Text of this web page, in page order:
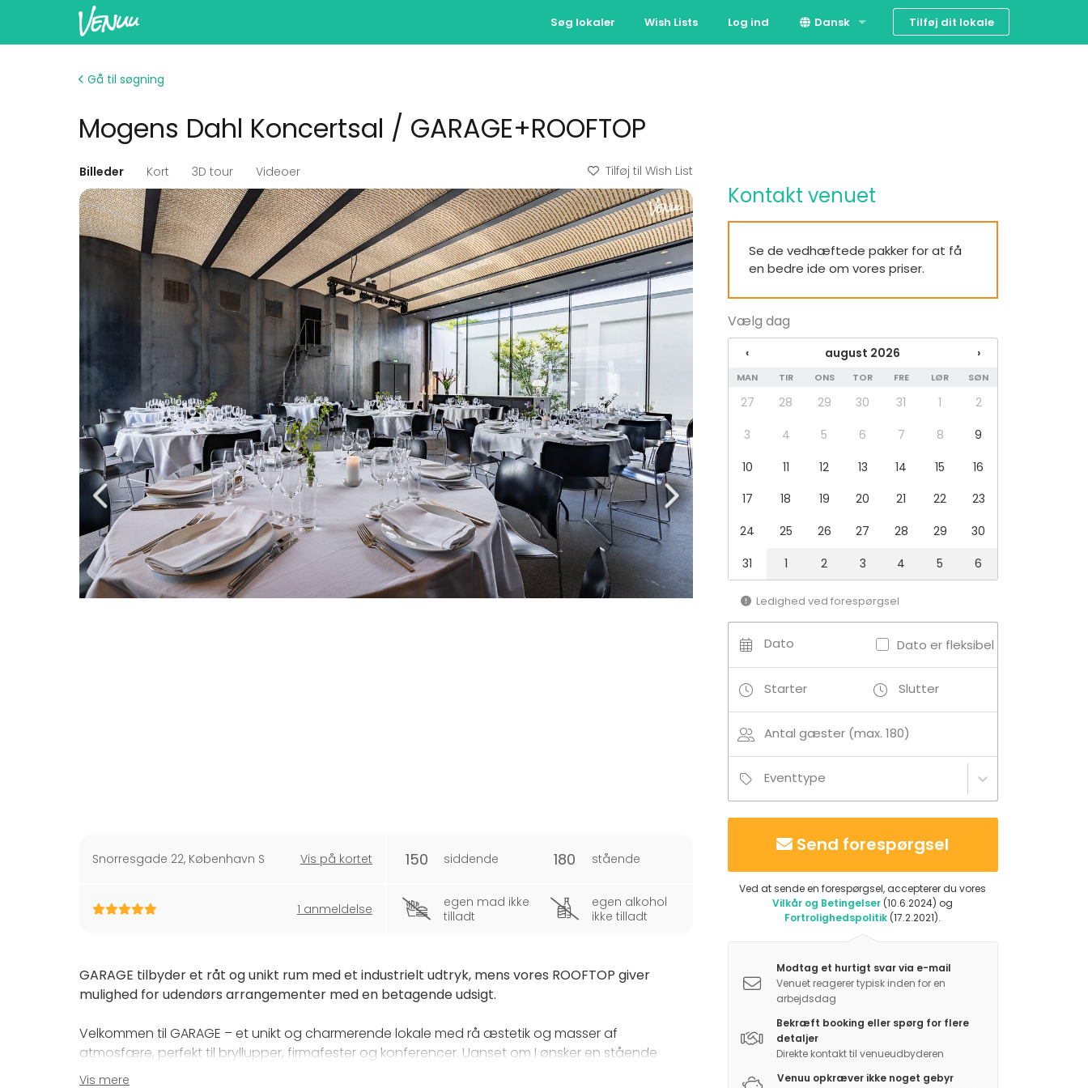
Søg lokaler Wish Lists Log ind Dansk Tilføj dit lokale
Gå til søgning
Mogens Dahl Koncertsal / GARAGE+ROOFTOP
Billeder Kort 3D tour Videoer Tilføj til Wish List
Snorresgade 22, København S Vis på kortet
1 anmeldelse
150 siddende 180 stående
egen mad ikke
tilladt
egen alkohol
ikke tilladt
GARAGE tilbyder et råt og unikt rum med et industrielt udtryk, mens vores ROOFTOP giver
mulighed for udendørs arrangementer med en betagende udsigt.
Velkommen til GARAGE – et unikt og charmerende lokale med rå æstetik og masser af
atmosfære, perfekt til bryllupper, firmafester og konferencer. Uanset om I ønsker en stående
reception eller en intim siddende middag, kan GARAGE tilpasses jeres behov og skabe de
Vis mere
Kontakt venuet
Se de vedhæftede pakker for at få
en bedre ide om vores priser.
Vælg dag
‹ august 2026 ›
MAN TIR ONS TOR FRE LØR SØN
27 28 29 30 31 1
2
3
4 5 6 7 8
9
10
11 12 13 14 15
16
17
18 19 20 21 22
23
24
25 26 27 28 29
30
31
1 2 3 4 5 6
Ledighed ved forespørgsel
Dato Dato er fleksibel
Starter Slutter
Antal gæster (max. 180)
Eventtype
Send forespørgsel
Ved at sende en forespørgsel, accepterer du vores
Vilkår og Betingelser (10.6.2024) og
Fortrolighedspolitik (17.2.2021).
Modtag et hurtigt svar via e-mail
Venuet reagerer typisk inden for en
arbejdsdag
Bekræft booking eller spørg for flere
detaljer
Direkte kontakt til venueudbyderen
Venuu opkræver ikke noget gebyr